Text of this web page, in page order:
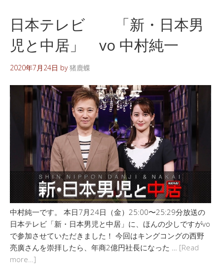
日本テレビ 「新・日本男
児と中居」 vo 中村純一
2020年7月24日 by猪鹿蝶
中村純一です。 本日7月24日（金）25:00〜25:29分放送の
日本テレビ「新・日本男児と中居」に、ほんの少しですがvo
で参加させていただきました！ 今回はキングコングの西野
亮廣さんを崇拝したら、年商2億円社長になった … [Read
more…]